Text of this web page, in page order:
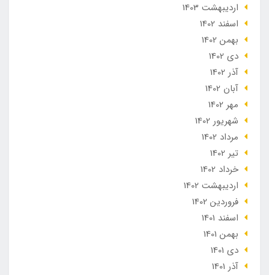
ارديبهشت 1403
اسفند 1402
بهمن 1402
دی 1402
آذر 1402
آبان 1402
مهر 1402
شهریور 1402
مرداد 1402
تير 1402
خرداد 1402
ارديبهشت 1402
فروردین 1402
اسفند 1401
بهمن 1401
دی 1401
آذر 1401